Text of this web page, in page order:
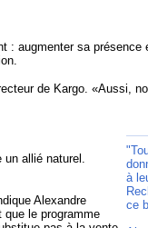
: augmenter sa
de Kargo. «Aussi,
à
ce
allié naturel.
Alexandre
que le programme